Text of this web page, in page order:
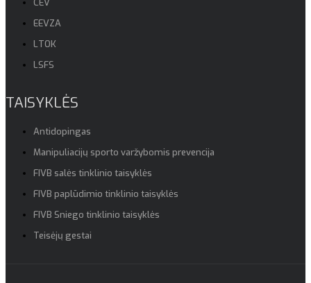
CEV
EEVZA
LTOK
LSFS
TAISYKLĖS
Antidopingas
Manipuliacijų sporto varžybomis prevencija
FIVB salės tinklinio taisyklės
FIVB paplūdimio tinklinio taisyklės
FIVB Sniego tinklinio taisyklės
Teisėjų gestai